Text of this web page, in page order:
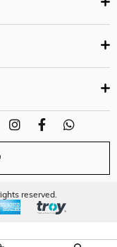
reserved.